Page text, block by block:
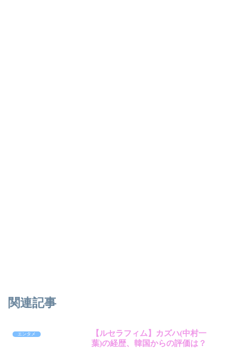
関連記事
エンタメ
【ルセラフィム】カズハ(中村一
葉)の経歴、韓国からの評価は？